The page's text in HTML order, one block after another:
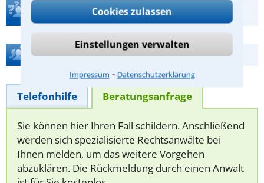
Cookies zulassen
Einstellungen verwalten
Impressum ⁃ Datenschutzerklärung
Teste Dein Rechtswissen
Hilfe bei Ihrer Anwaltsuche?
Telefonhilfe Beratungsanfrage
Sie können hier Ihren Fall schildern. Anschließend
werden sich spezialisierte Rechtsanwälte bei
Ihnen melden, um das weitere Vorgehen
abzuklären. Die Rückmeldung durch einen Anwalt